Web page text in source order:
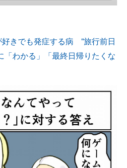
好きでも発症する病 “旅行前日
「わかる」「最終日帰りたくな